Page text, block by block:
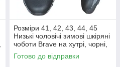
Розміри 41, 42, 43, 44, 45
Низькі чоловічі зимові шкіряні
чоботи Brave на хутрі, чорні,
повнорозмірні
Готово до відправки